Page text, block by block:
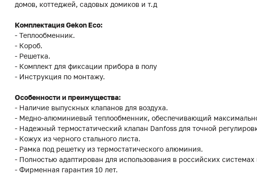
домов, коттеджей, садовых домиков и т.д
Комплектация Gekon Eco:
- Теплообменник.
- Короб.
- Решетка.
- Комплект для фиксации прибора в полу
- Инструкция по монтажу.
Особенности и преимущества:
- Наличие выпускных клапанов для воздуха.
- Медно-алюминиевый теплообменник, обеспечивающий
- Надежный термостатический клапан Danfoss для точной
- Кожух из черного стального листа.
- Рамка под решетку из термостатического алюминия.
- Полностью адаптирован для использования в российских системах
- Фирменная гарантия 10 лет.